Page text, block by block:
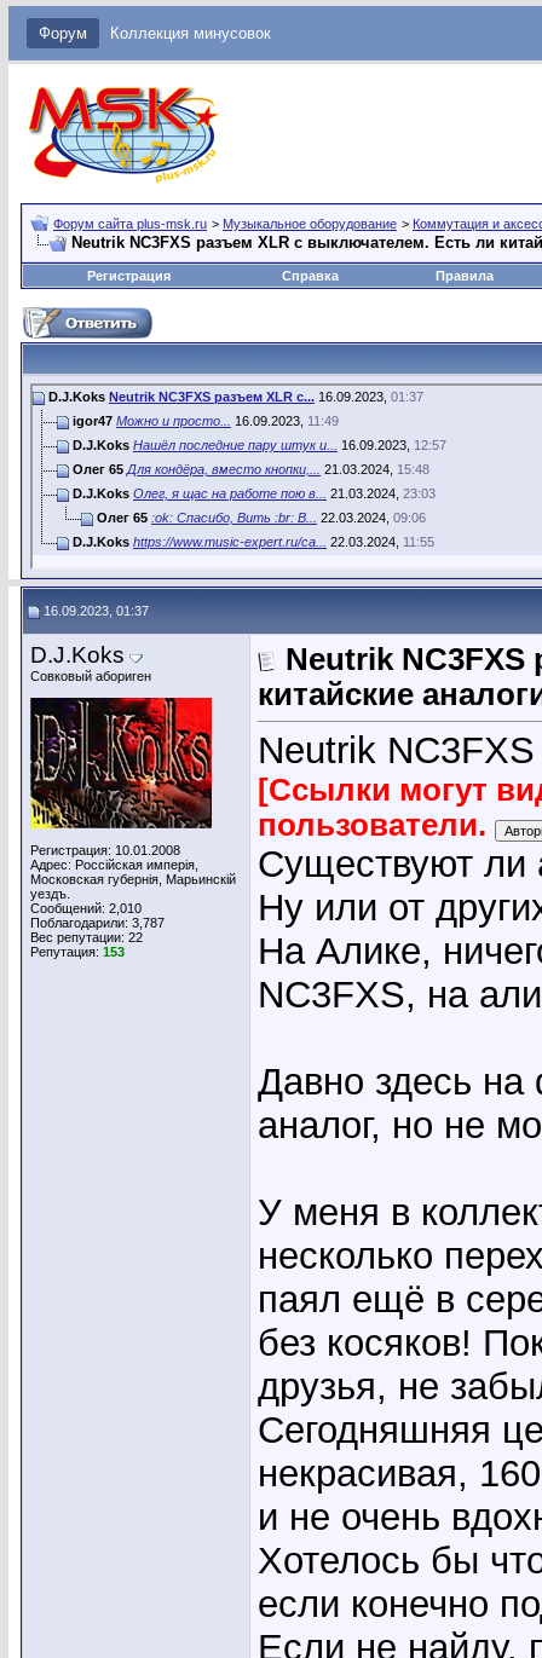
Форум Коллекция минусовок
Форум сайта plus-msk.ru > Музыкальное оборудование > Коммутация и
Neutrik NC3FXS разъем XLR с выключателем. Есть ли
Регистрация Справка Правила
D.J.Koks Neutrik NC3FXS разъем XLR с... 16.09.2023, 01:37
igor47 Можно и просто... 16.09.2023, 11:49
D.J.Koks Нашёл последние пару штук и... 16.09.2023, 12:57
Олег 65 Для кондёра, вместо кнопки,... 21.03.2024, 15:48
D.J.Koks Олег, я щас на работе пою в... 21.03.2024, 23:03
Олег 65 :ok: Спасибо, Вить :br: В... 22.03.2024, 09:06
D.J.Koks https://www.music-expert.ru/ca... 22.03.2024, 11:55
16.09.2023, 01:37
D.J.Koks
Совковый абориген
Регистрация: 10.01.2008
Адрес: Россiйская имперiя,
Московская губернiя, Марьинскiй
уездъ.
Сообщений: 2,010
Поблагодарили: 3,787
Вес репутации: 22
Репутация: 153
Neutrik
китайские
Neutrik
[Ссылки могут
пользователи.
Существуют ли
Ну или от
На Алике,
NC3FXS, на
Давно здесь
аналог, но не
У меня в
несколько
паял ещё в
без косяков!
друзья, не
Сегодняшняя
некрасивая,
и не очень
Хотелось бы
если конечно
Если не найду,